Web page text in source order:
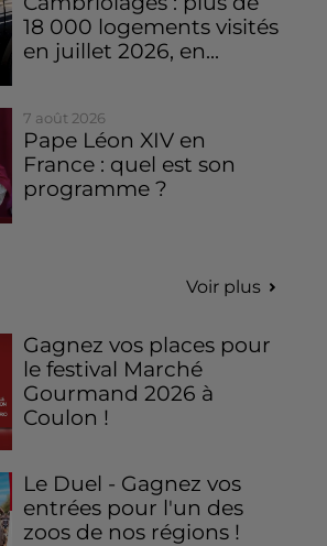
18 000 logements visités
en juillet 2026, en...
7 août 2026
Pape Léon XIV en
France : quel est son
programme ?
Voir plus
Gagnez vos places pour
le festival Marché
Gourmand 2026 à
Coulon !
Le Duel - Gagnez vos
entrées pour l'un des
zoos de nos régions !